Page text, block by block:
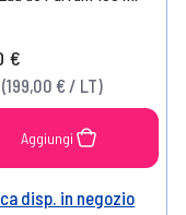
€
(199,00 € / LT)
Aggiungi
disp. in negozio